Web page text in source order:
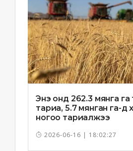
Энэ онд 262.3 мянга
тариа, 5.7 мянган га-д
ногоо тариалжээ
2026-06-16 | 18:02:27